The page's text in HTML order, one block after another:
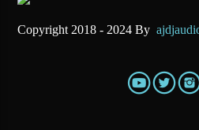
Copyright 2018 - 2024 By